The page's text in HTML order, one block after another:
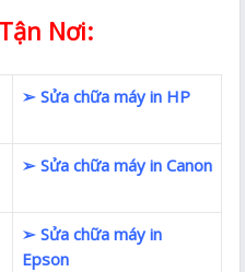
Nơi:
➢ Sửa chữa máy in HP
➢ Sửa chữa máy in Canon
➢ Sửa chữa máy in
Epson